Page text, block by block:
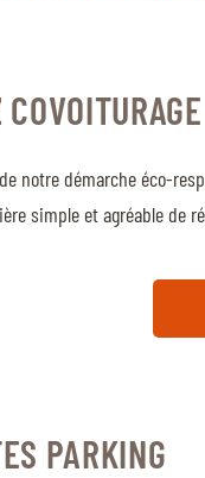
notre démarche éco-
simple et agréable
PARKING